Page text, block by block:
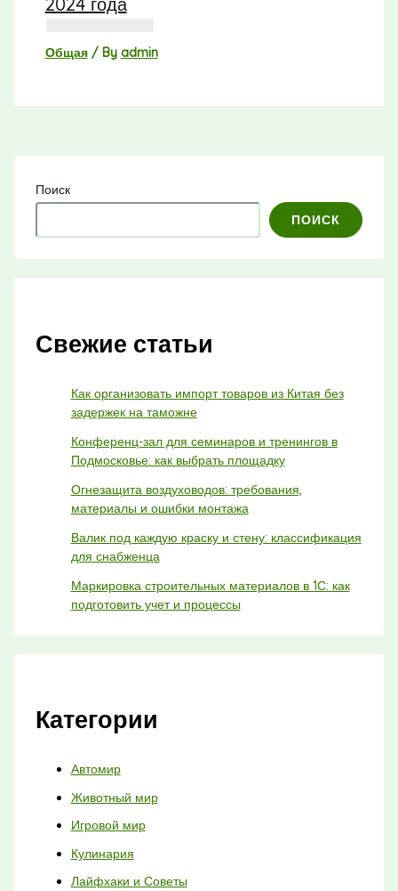
Общая/ By admin
Поиск
ПОИСК
Свежие статьи
Как организовать импорт товаров из Китая без
задержек на таможне
Конференц-зал для семинаров и тренингов в
Подмосковье: как выбрать площадку
Огнезащита воздуховодов: требования,
материалы и ошибки монтажа
Валик под каждую краску и стену: классификация
для снабженца
Маркировка строительных материалов в 1С: как
подготовить учет и процессы
Категории
Автомир
Животный мир
Игровой мир
Кулинария
Лайфхаки и Советы